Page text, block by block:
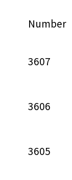
Number
3607
3606
3605